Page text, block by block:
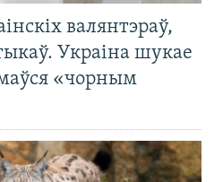
валянтэраў,
Украіна шукае
«чорным